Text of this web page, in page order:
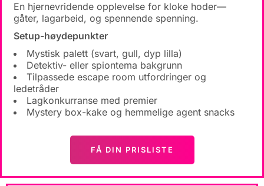
En hjernevridende opplevelse for kloke hoder—
gåter, lagarbeid, og spennende spenning.
Setup-høydepunkter
Mystisk palett (svart, gull, dyp lilla)
Detektiv- eller spiontema bakgrunn
Tilpassede escape room utfordringer og
ledetråder
Lagkonkurranse med premier
Mystery box-kake og hemmelige agent snacks
FÅ DIN PRISLISTE